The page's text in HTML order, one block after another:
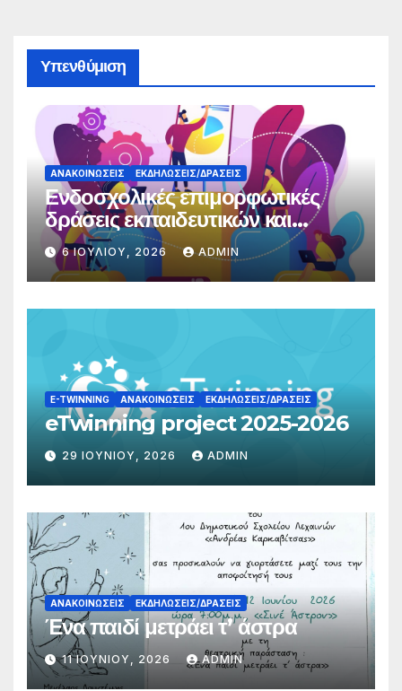
Υπενθύμιση
ΑΝΑΚΟΙΝΏΣΕΙΣ ΕΚΔΗΛΏΣΕΙΣ/ΔΡΆΣΕΙΣ
Ενδοσχολικές επιμορφωτικές
δράσεις εκπαιδευτικών και
γονέων
6 ΙΟΥΛΊΟΥ, 2026 ADMIN
E-TWINNING ΑΝΑΚΟΙΝΏΣΕΙΣ ΕΚΔΗΛΏΣΕΙΣ/ΔΡΆΣΕΙΣ
eTwinning project 2025-2026
29 ΙΟΥΝΊΟΥ, 2026 ADMIN
ΑΝΑΚΟΙΝΏΣΕΙΣ ΕΚΔΗΛΏΣΕΙΣ/ΔΡΆΣΕΙΣ
Ένα παιδί μετράει τ’ άστρα
11 ΙΟΥΝΊΟΥ, 2026 ADMIN